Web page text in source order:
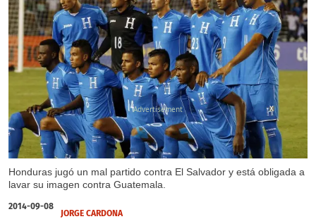
Honduras jugó un mal partido contra El Salvador y está obligada a
lavar su imagen contra Guatemala.
X
2014-09-08
JORGE CARDONA